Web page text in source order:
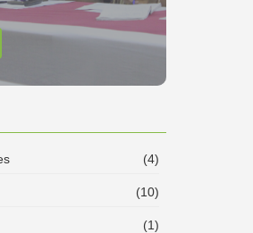
(4)
(10)
(1)